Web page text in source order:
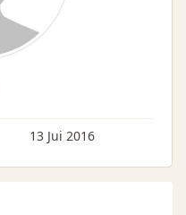
13 Jui 2016